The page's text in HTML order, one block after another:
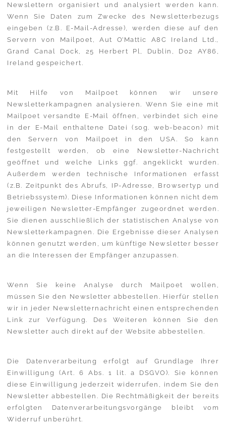
Newslettern organisiert und analysiert werden kann.
Wenn Sie Daten zum Zwecke des Newsletterbezugs
eingeben (z.B. E-Mail-Adresse), werden diese auf den
Servern von Mailpoet, Aut O’Mattic A8C Ireland Ltd.,
Grand Canal Dock, 25 Herbert Pl, Dublin, D02 AY86,
Ireland gespeichert.
Mit Hilfe von Mailpoet können wir unsere
Newsletterkampagnen analysieren. Wenn Sie eine mit
Mailpoet versandte E-Mail öffnen, verbindet sich eine
in der E-Mail enthaltene Datei (sog. web-beacon) mit
den Servern von Mailpoet in den USA. So kann
festgestellt werden, ob eine Newsletter-Nachricht
geöffnet und welche Links ggf. angeklickt wurden.
Außerdem werden technische Informationen erfasst
(z.B. Zeitpunkt des Abrufs, IP-Adresse, Browsertyp und
Betriebssystem). Diese Informationen können nicht dem
jeweiligen Newsletter-Empfänger zugeordnet werden.
Sie dienen ausschließlich der statistischen Analyse von
Newsletterkampagnen. Die Ergebnisse dieser Analysen
können genutzt werden, um künftige Newsletter besser
an die Interessen der Empfänger anzupassen.
Wenn Sie keine Analyse durch Mailpoet wollen,
müssen Sie den Newsletter abbestellen. Hierfür stellen
wir in jeder Newsletternachricht einen entsprechenden
Link zur Verfügung. Des Weiteren können Sie den
Newsletter auch direkt auf der Website abbestellen.
Die Datenverarbeitung erfolgt auf Grundlage Ihrer
Einwilligung (Art. 6 Abs. 1 lit. a DSGVO). Sie können
diese Einwilligung jederzeit widerrufen, indem Sie den
Newsletter abbestellen. Die Rechtmäßigkeit der bereits
erfolgten Datenverarbeitungsvorgänge bleibt vom
Widerruf unberührt.